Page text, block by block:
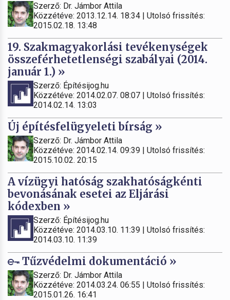
Szerző: Dr. Jámbor Attila
Közzétéve: 2013.12.14. 18:34 | Utolsó frissítés:
2015.02.18. 13:48
19. Szakmagyakorlási tevékenységek
összeférhetetlenségi szabályai (2014.
január 1.) »
Szerző: Építésijog.hu
Közzétéve: 2014.02.07. 08:07 | Utolsó frissítés:
2014.02.14. 13:03
Új építésfelügyeleti bírság »
Szerző: Dr. Jámbor Attila
Közzétéve: 2014.02.14. 09:39 | Utolsó frissítés:
2015.10.02. 20:15
A vízügyi hatóság szakhatóságkénti
bevonásának esetei az Eljárási
kódexben »
Szerző: Építésijog.hu
Közzétéve: 2014.03.10. 11:39 | Utolsó frissítés:
2014.03.10. 11:39
Tűzvédelmi dokumentáció »
Szerző: Dr. Jámbor Attila
Közzétéve: 2014.03.24. 06:55 | Utolsó frissítés:
2015.01.26. 16:41